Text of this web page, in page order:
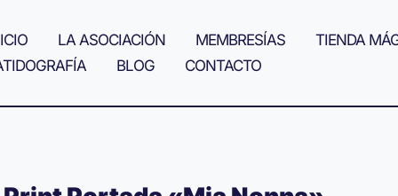
LA ASOCIACIÓN MEMBRESÍAS
TIENDA
BLOG CONTACTO